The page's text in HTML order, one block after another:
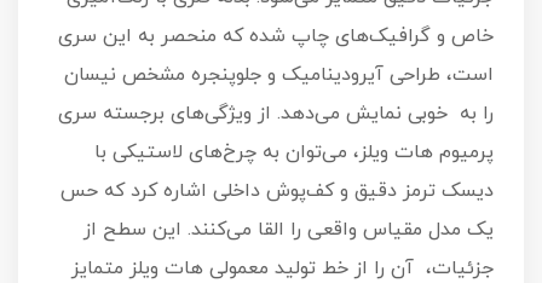
خاص و گرافیک‌های چاپ شده که منحصر به این سری
است، طراحی آیرودینامیک و جلوپنجره مشخص نیسان
را به خوبی نمایش می‌دهد. از ویژگی‌های برجسته سری
پرمیوم هات ویلز، می‌توان به چرخ‌های لاستیکی با
دیسک ترمز دقیق و کف‌پوش داخلی اشاره کرد که حس
یک مدل مقیاس واقعی را القا می‌کنند. این سطح از
جزئیات، آن را از خط تولید معمولی هات ویلز متمایز